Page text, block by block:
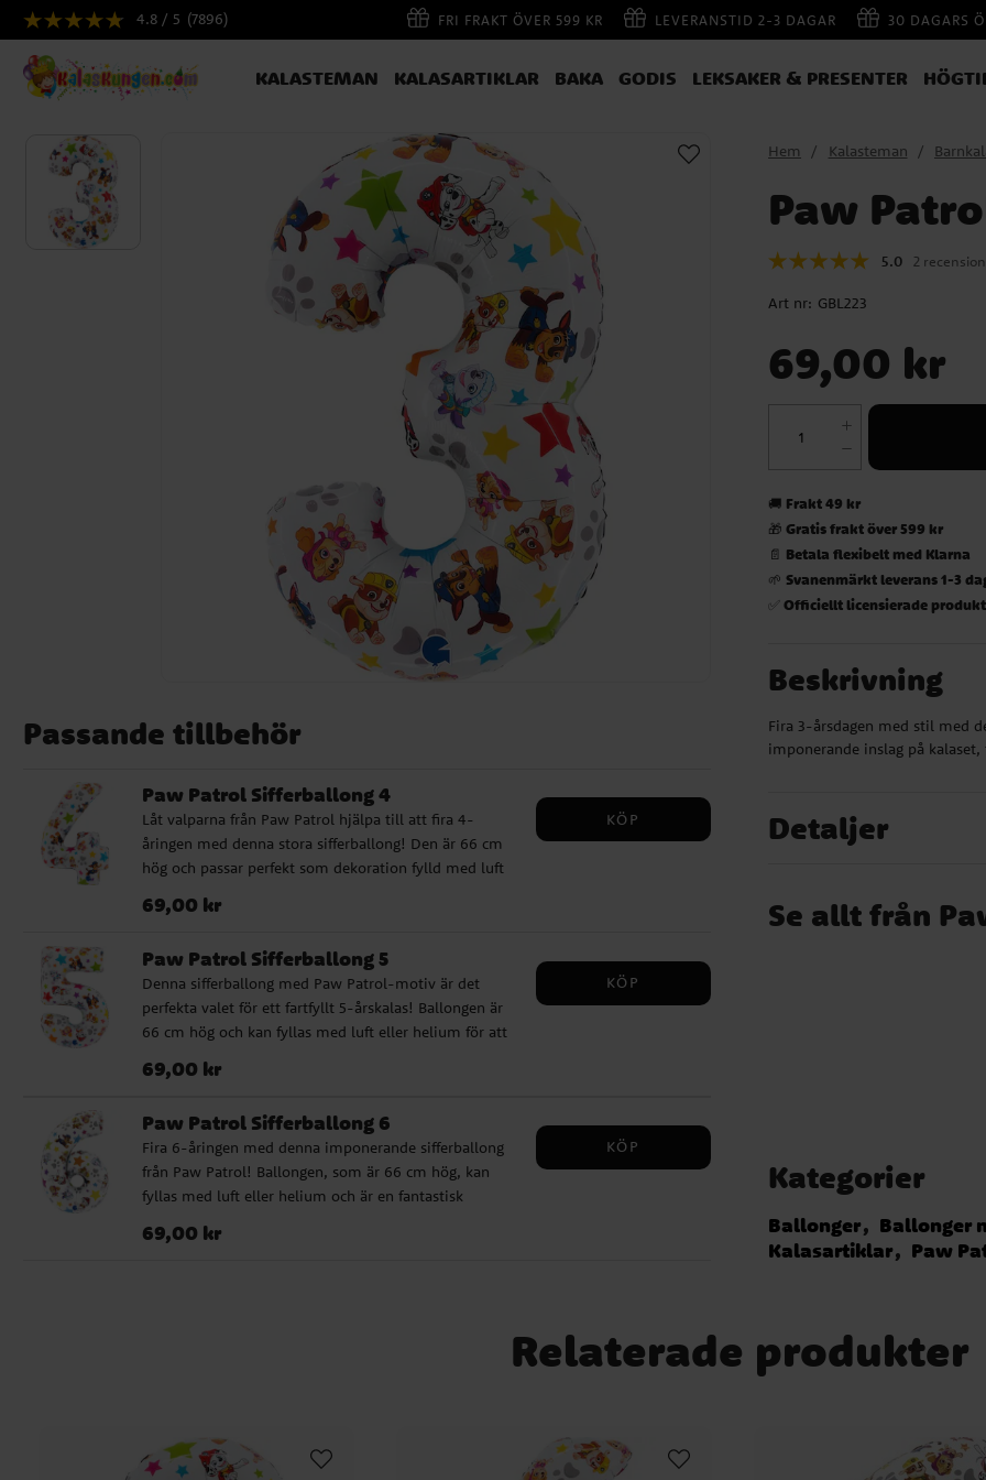
4.8 / 5 (7896) FRI FRAKT ÖVER 599 KR LEVERANSTID 2-3 DAGAR 30 DAGARS
KALASTEMAN KALASARTIKLAR BAKA GODIS LEKSAKER & PRESENTER
Passande tillbehör
Paw Patrol Sifferballong 4
Låt valparna från Paw Patrol hjälpa till att fira 4-
åringen med denna stora sifferballong! Den är 66 cm
hög och passar perfekt som dekoration fylld med luft
Pris :69,00 kr
69,00 kr
KÖP
Paw Patrol Sifferballong 5
Denna sifferballong med Paw Patrol-motiv är det
perfekta valet för ett fartfyllt 5-årskalas! Ballongen är
66 cm hög och kan fyllas med luft eller helium för att
Pris :69,00 kr
69,00 kr
KÖP
Paw Patrol Sifferballong 6
Fira 6-åringen med denna imponerande sifferballong
från Paw Patrol! Ballongen, som är 66 cm hög, kan
fyllas med luft eller helium och är en fantastisk
Pris :69,00 kr
69,00 kr
KÖP
Hem Kalasteman
Paw
5.0 2
Art nr: GBL223
69,00 kr
🚚 Frakt 49 kr
🎁Gratis frakt över 599 kr
📄 Betala flexibelt med Klarna
🌱Svanenmärkt leverans 1-3
✅Officiellt licensierade
Beskrivning
Fira 3-årsdagen med stil med
imponerande inslag på
Detaljer
Se allt från
Kategorier
Ballonger
Ballonger
Kalasartiklar
Paw
Relaterade produkter